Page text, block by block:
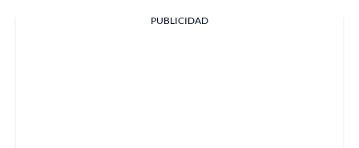
PUBLICIDAD